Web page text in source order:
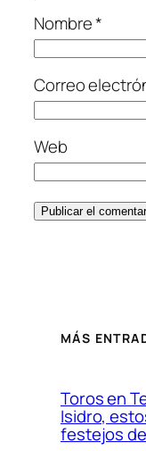
Nombre*
Correo
Web
MÁS
Toros en
Isidro,
festejos